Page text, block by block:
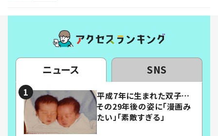
ニュース SNS
平成7年に生まれた双子…
その29年後の姿に「漫画み
たい」「素敵すぎる」